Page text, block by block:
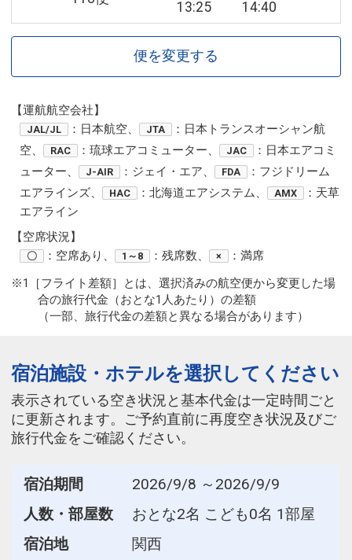
13:25
14:40
便を変更する
【運航航空会社】
JAL/JL ：日本航空、 JTA
：日本トランスオーシャン航
空、
RAC ：琉球エアコミューター、 JAC
：日本エアコミ
ューター、
J-AIR ：ジェイ・エア、 FDA
：フジドリーム
エアラインズ、
HAC ：北海道エアシステム、 AMX
：天草
エアライン
【空席状況】
〇 ：空席あり、 1～8 ：残席数、 ×
：満席
※1［フライト差額］とは、選択済みの航空便から変更した場
合の旅行代金（おとな1人あたり）の差額
（一部、旅行代金の差額と異なる場合があります）
宿泊施設・ホテルを選択してください
表示されている空き状況と基本代金は一定時間ごと
に更新されます。ご予約直前に再度空き状況及びご
旅行代金をご確認ください。
宿泊期間
2026/9/8 ～2026/9/9
人数・部屋数
おとな2名 こども0名 1部屋
宿泊地
関西